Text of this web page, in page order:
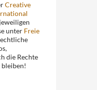
Creative
unter Freie
die Rechte
bleiben!